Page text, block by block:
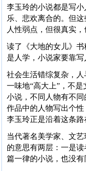
李玉玲的小说都是写
乐、悲欢离合的。但
人性弱点，但很真实
读了《大地的女儿》
是人学，小说家要靠
社会生活错综复杂，
一味地“高大上”，不
小说，不同人物有不
作品中的人物写出个
李玉玲正是沿着这条路
当代著名美学家、文
的意思有两层：一是
篇一律的小说，也没有